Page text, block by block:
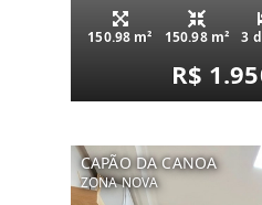
150.98 m² 150.98 m² 3
R$
CAPÃO DA CANOA
ZONA NOVA